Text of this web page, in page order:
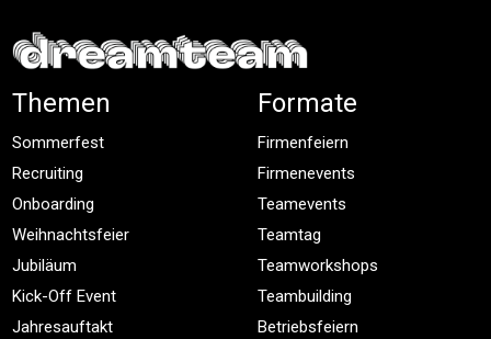
Themen
Sommerfest
Recruiting
Onboarding
Weihnachtsfeier
Jubiläum
Kick-Off Event
Jahresauftakt
Formate
Firmenfeiern
Firmenevents
Teamevents
Teamtag
Teamworkshops
Teambuilding
Betriebsfeiern